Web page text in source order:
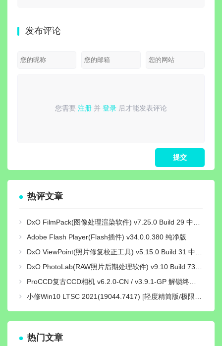
+预购特典+全
特典+全
发布评论
您需要 注册 并 登录 后才能发表评论
请登录或 注册后再发表评论！
热评文章
DxO FilmPack(图像处理渲染软件) v7.25.0 Build 29 中文绿色激活版
Adobe Flash Player(Flash插件) v34.0.0.380 纯净版
DxO ViewPoint(照片修复校正工具) v5.15.0 Build 31 中文绿色便携版
DxO PhotoLab(RAW照片后期处理软件) v9.10 Build 736 中文激活版
ProCCD复古CCD相机 v6.2.0-CN / v3.9.1-GP 解锁终身pro会员版
小修Win10 LTSC 2021(19044.7417) [轻度精简版/极限精简版]
热门文章